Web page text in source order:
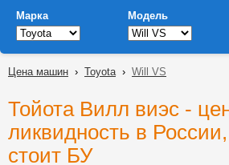
Марка Модель
Цена машин › Toyota› Will VS
Тойота Вилл виэс -
ликвидность в
стоит БУ